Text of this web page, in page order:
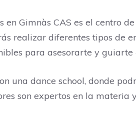
Gimnàs CAS es el centro
realizar diferentes tipos de
para asesorarte y guiarte
una dance school, donde
son expertos en la